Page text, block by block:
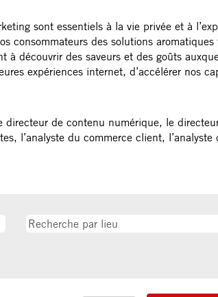
sont essentiels à la vie privée et à
consommateurs des solutions
à découvrir des saveurs et des goûts
expériences internet, d’accélérer nos
de contenu numérique, le
l’analyste du commerce client,